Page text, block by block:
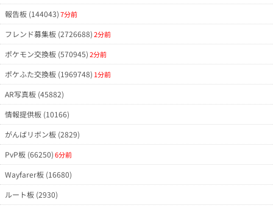
報告板 (144043)7分前
フレンド募集板 (2726688)2分前
ポケモン交換板 (570945)2分前
ポケふた交換板 (1969748) 1分前
AR写真板 (45882)
情報提供板 (10166)
がんばリボン板 (2829)
PvP板 (66250)6分前
Wayfarer板 (16680)
ルート板 (2930)